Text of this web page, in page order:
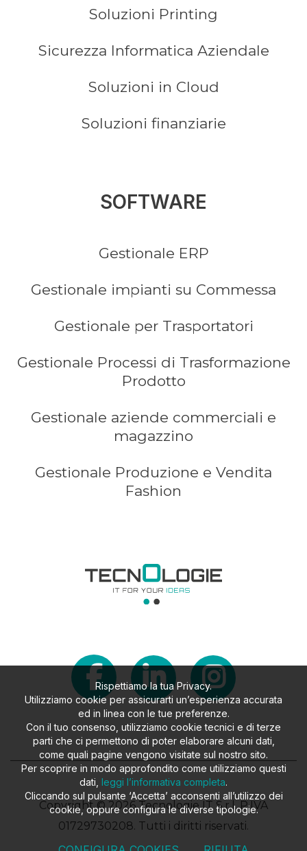
Soluzioni Printing
Sicurezza Informatica Aziendale
Soluzioni in Cloud
Soluzioni finanziarie
SOFTWARE
Gestionale ERP
Gestionale impianti su Commessa
Gestionale per Trasportatori
Gestionale Processi di Trasformazione
Prodotto
Gestionale aziende commerciali e
magazzino
Gestionale Produzione e Vendita
Fashion
Copyright © 2026 Tecnologie IT S.r.l. P.IVA
01729730208. Tutti i diritti riservati.
Rispettiamo la tua Privacy.
Utilizziamo cookie per assicurarti un’esperienza accurata
ed in linea con le tue preferenze.
Con il tuo consenso, utilizziamo cookie tecnici e di terze
parti che ci permettono di poter elaborare alcuni dati,
come quali pagine vengono visitate sul nostro sito.
Per scoprire in modo approfondito come utilizziamo questi
dati, leggi l’informativa completa.
Cliccando sul pulsante ‘Accetta’ acconsenti all’utilizzo dei
cookie, oppure configura le diverse tipologie.